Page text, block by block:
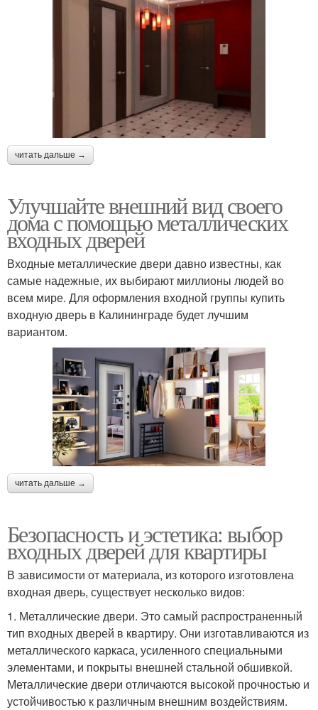
читать дальше →
Улучшайте внешний вид своего
дома с помощью металлических
входных дверей
Входные металлические двери давно известны, как
самые надежные, их выбирают миллионы людей во
всем мире. Для оформления входной группы купить
входную дверь в Калининграде будет лучшим
вариантом.
читать дальше →
Безопасность и эстетика: выбор
входных дверей для квартиры
В зависимости от материала, из которого изготовлена
входная дверь, существует несколько видов:
1. Металлические двери. Это самый распространенный
тип входных дверей в квартиру. Они изготавливаются из
металлического каркаса, усиленного специальными
элементами, и покрыты внешней стальной обшивкой.
Металлические двери отличаются высокой прочностью и
устойчивостью к различным внешним воздействиям.